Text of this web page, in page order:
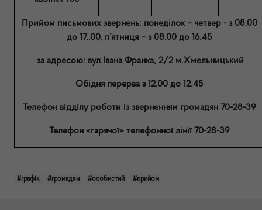
Прийом письмових звернень: понеділок – четвер - з 08.00
до 17..00, п’ятниця – з 08.00 до 16.45
за адресою: вул.Івана Франка, 2/2 м.Хмельницький
Обідня перерва з 12.00 до 12.45
Телефон відділу роботи із зверненням громадян 70-28-39
Телефон «гарячої» телефонної лінії 70-28-39
#графік #громадян #особистий #прийом